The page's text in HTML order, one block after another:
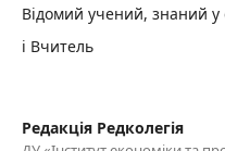
Відомий учений, знаний у
і Вчитель
Редакція Редколегія